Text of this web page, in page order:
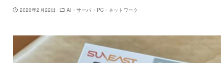
2020年2月22日 AI・サーバ・PC・ネットワーク